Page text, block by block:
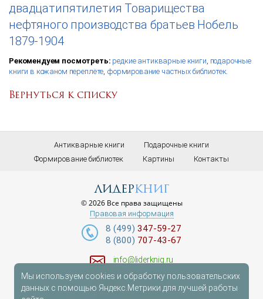
двадцатипятилетия Товарищества
нефтяного производства братьев Нобель
1879-1904
Рекомендуем посмотреть: редкие антикварные книги подарочные
книги в кожаном переплёте формирование частных библиотек
Вернуться к списку
Антикварные книги
Подарочные книги
Формирование библиотек
Картины Контакты
лидеркниг
© 2026 Все права защищены
Правовая информация
8 (499) 347-59-27
8 (800) 707-43-67
info@liderknig.ru
Доставка
Мы используем cookies и обработку пользовательских
данных с помощью Яндекс.Метрики для лучшей работы